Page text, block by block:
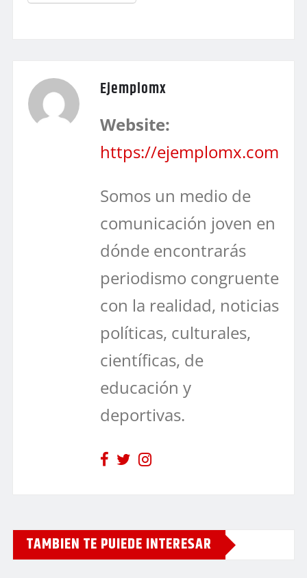
Ejemplomx
Website:
https://ejemplomx.com
Somos un medio de
comunicación joven en
dónde encontrarás
periodismo congruente
con la realidad, noticias
políticas, culturales,
científicas, de
educación y
deportivas.
TAMBIEN TE PUIEDE INTERESAR